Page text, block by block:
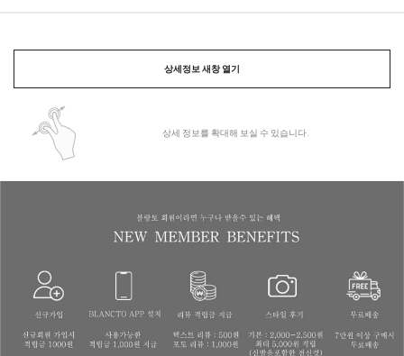
상세정보 새창 열기
상세 정보를 확대해 보실 수 있습니다.